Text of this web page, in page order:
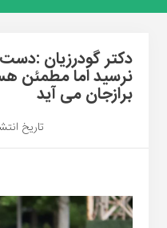
دکتر گودرزیان
نرسید اما مطمئن
برازجان می آید
تاریخ انتشار: 03